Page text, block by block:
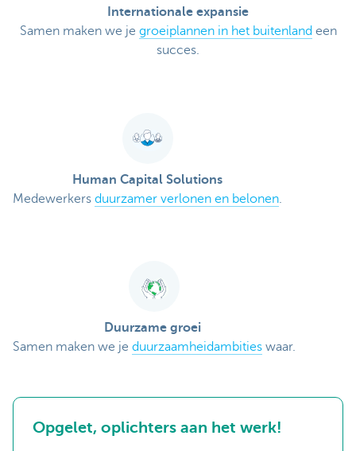
Internationale expansie
Samen maken we je groeiplannen in het buitenland een
succes.
Human Capital Solutions
Medewerkers duurzamer verlonen en belonen.
Duurzame groei
Samen maken we je duurzaamheidambities waar.
Opgelet, oplichters aan het werk!